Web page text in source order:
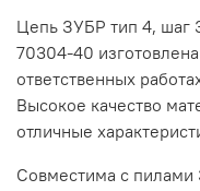
Цепь ЗУБР тип 4, шаг
70304-40
ответственных
Высокое качество
отличные
Совместима с